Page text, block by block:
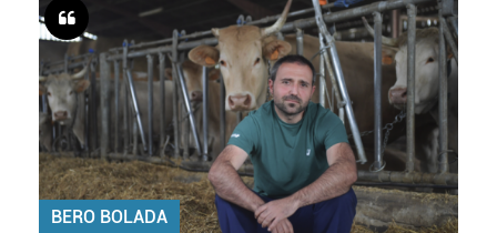
BERO BOLADA